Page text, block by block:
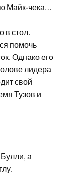
Майк-чека…
в стол.
помочь
Однако его
лидера
свой
Тузов и
а